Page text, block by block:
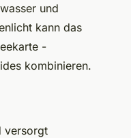
und
kann das
-
kombinieren.
versorgt